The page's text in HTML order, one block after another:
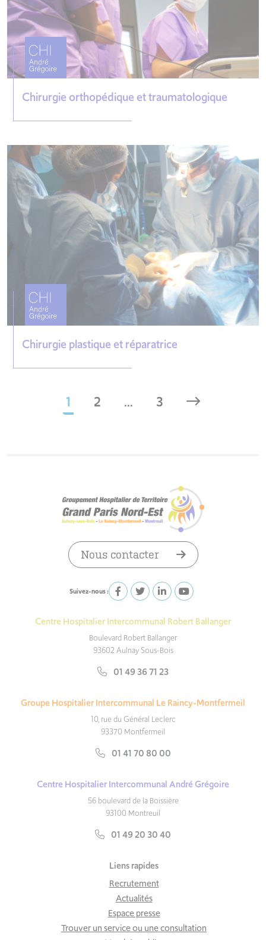
Chirurgie orthopédique et traumatologique
Chirurgie plastique et réparatrice
1 2 ... 3
Suivez-nous :
Nous contacter
Centre Hospitalier Intercommunal Robert Ballanger
Boulevard Robert Ballanger
93602 Aulnay Sous-Bois
01 49 36 71 23
Groupe Hospitalier Intercommunal Le Raincy-Montfermeil
10, rue du Général Leclerc
93370 Montfermeil
01 41 70 80 00
Centre Hospitalier Intercommunal André Grégoire
56 boulevard de la Boissière
93100 Montreuil
01 49 20 30 40
Liens rapides
Recrutement
Actualités
Espace presse
Trouver un service ou une consultation